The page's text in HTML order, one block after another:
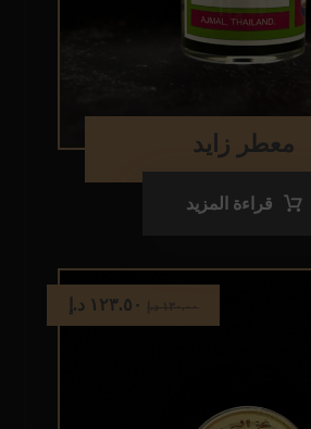
معطر زايد
قراءة المزيد
١٣٠.٠٠ د.إ ١٢٣.٥٠ د.إ